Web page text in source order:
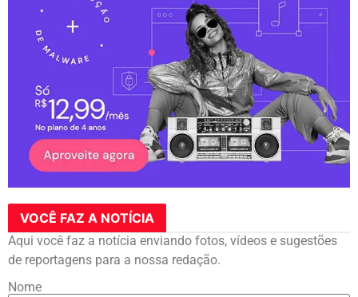
VOCÊ FAZ A NOTÍCIA
Aqui você faz a notícia enviando fotos, vídeos e sugestões
de reportagens para a nossa redação.
Nome